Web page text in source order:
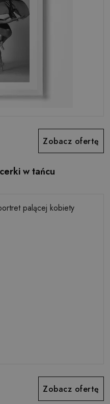
Zobacz ofertę
w tańcu
Zobacz ofertę